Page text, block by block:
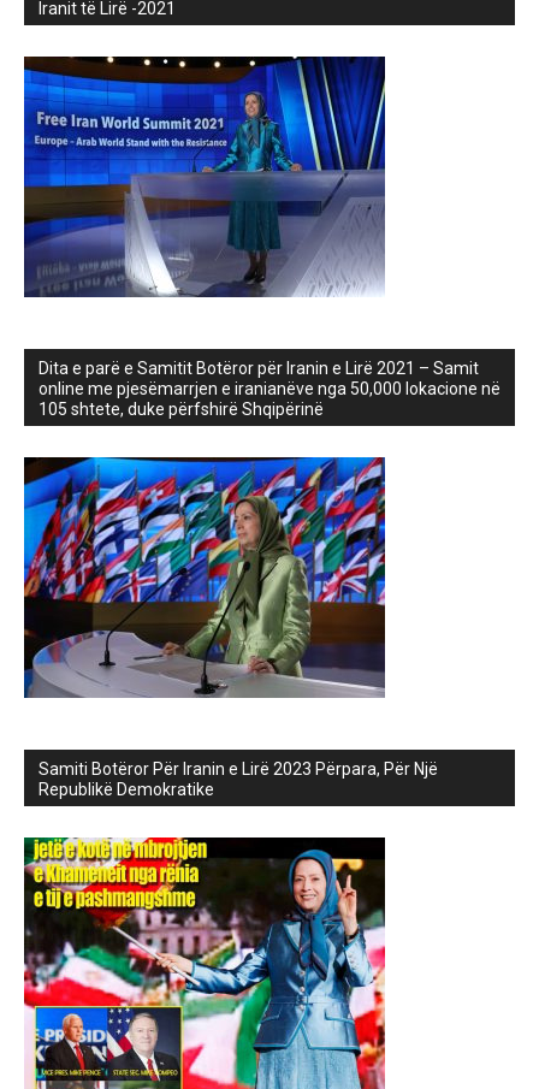
Iranit të Lirë -2021
Dita e parë e Samitit Botëror për Iranin e Lirë 2021 – Samit
online me pjesëmarrjen e iranianëve nga 50,000 lokacione në
105 shtete, duke përfshirë Shqipërinë
Samiti Botëror Për Iranin e Lirë 2023 Përpara, Për Një
Republikë Demokratike